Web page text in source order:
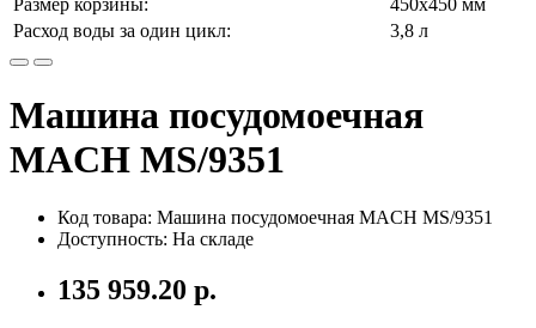
Размер корзины:
450х450 мм
Расход воды за один цикл:
3,8 л
Машина посудомоечная
MACH MS/9351
Код товара: Машина посудомоечная MACH MS/9351
Доступность: На складе
135 959.20 р.